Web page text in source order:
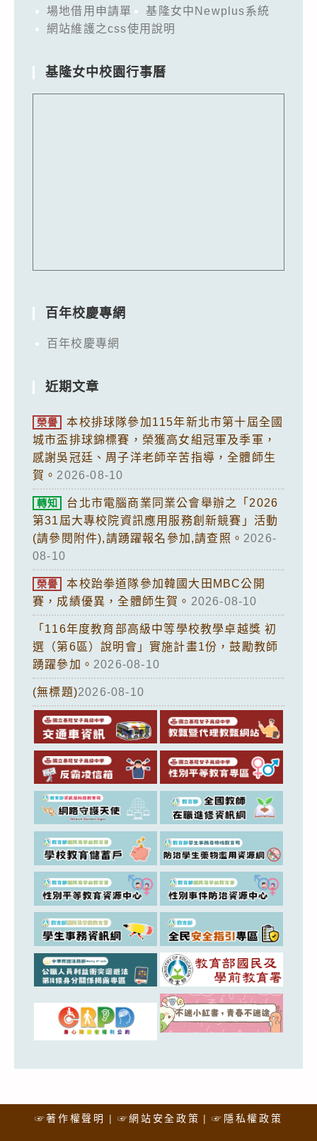
場地借用申請單
基隆女中Newplus系統
網站維護之css使用說明
基隆女中校園行事曆
百年校慶專網
百年校慶專網
近期文章
榮譽
本校排球隊參加115年新北市第十屆全國
城市盃排球錦標賽，榮獲高女組冠軍及季軍，
感謝吳冠廷、周子洋老師辛苦指導，全體師生
賀。 2026-08-10
轉知
台北市電腦商業同業公會舉辦之「2026
第31屆大專校院資訊應用服務創新競賽」活動
(請參閱附件),請踴躍報名參加,請查照。 2026-
08-10
榮譽
本校跆拳道隊參加韓國大田MBC公開
賽，成績優異，全體師生賀。 2026-08-10
「116年度教育部高級中等學校教學卓越獎 初
選（第6區）說明會」實施計畫1份，鼓勵教師
踴躍參加。 2026-08-10
(無標題)2026-08-10
☞著作權聲明 ☞網站安全政策 ☞隱私權政策